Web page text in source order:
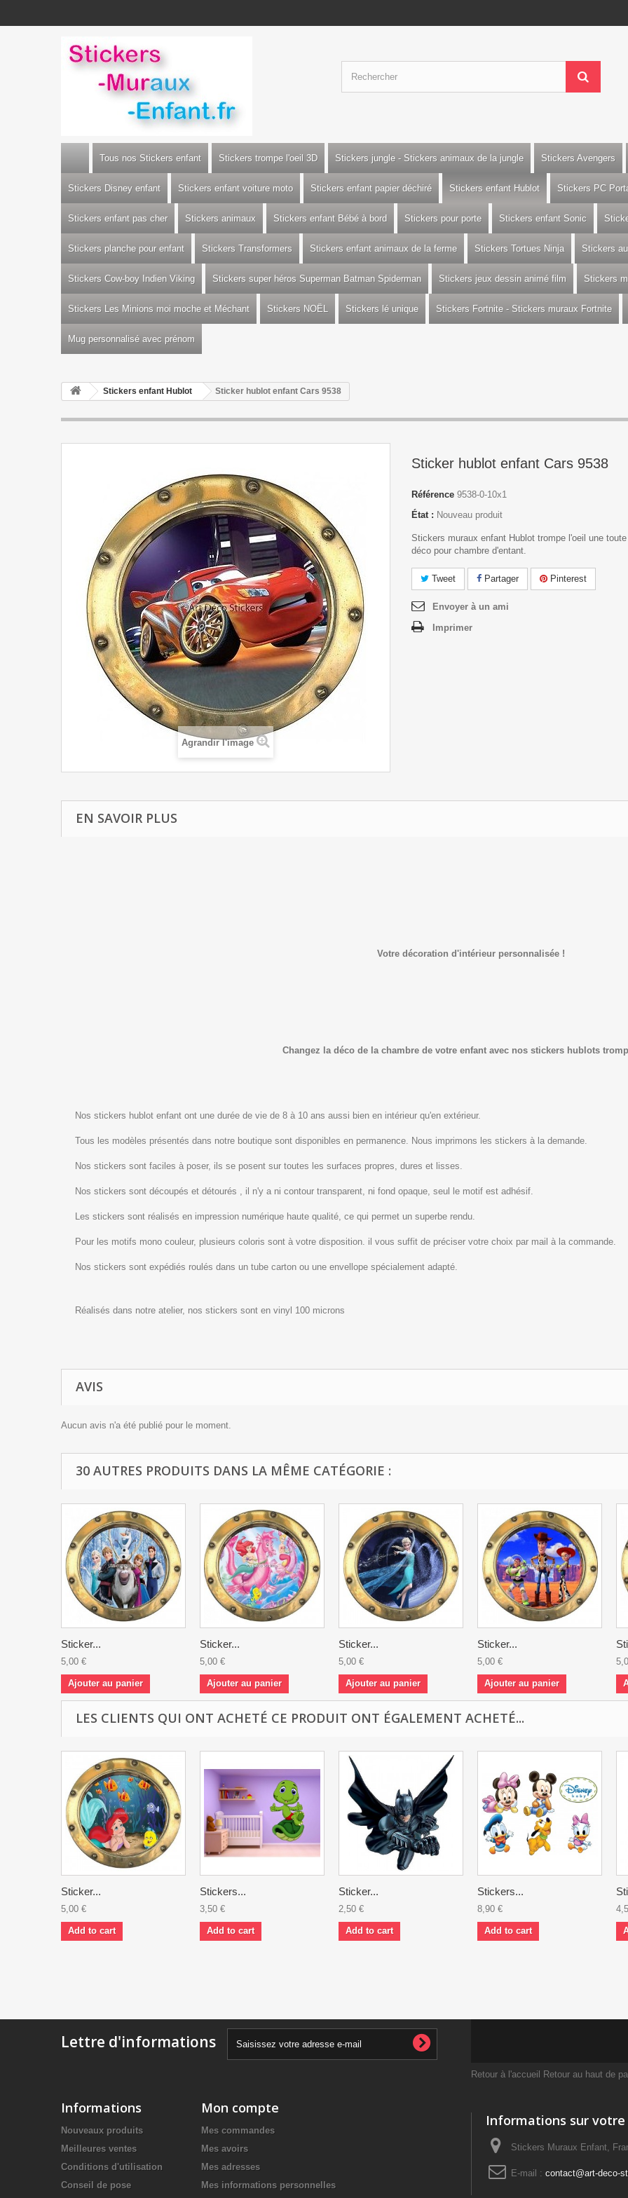
Tous nos Stickers enfant Stickers trompe l'oeil 3D Stickers jungle - Stickers animaux de la jungle Stickers Avengers
Stickers Disney enfant Stickers enfant voiture moto Stickers enfant papier déchiré Stickers enfant Hublot Stickers PC
Stickers enfant pas cher Stickers animaux Stickers enfant Bébé à bord Stickers pour porte Stickers enfant Sonic
Stickers planche pour enfant Stickers Transformers Stickers enfant animaux de la ferme Stickers Tortues Ninja Stickers
Stickers Cow-boy Indien Viking Stickers super héros Superman Batman Spiderman Stickers jeux dessin animé film Stickers
Stickers Les Minions moi moche et Méchant Stickers NOËL Stickers lé unique Stickers Fortnite - Stickers muraux Fortnite
Mug personnalisé avec prénom
Stickers enfant Hublot Sticker hublot enfant Cars 9538
Agrandir l'image
Sticker hublot enfant Cars 9538
Référence 9538-0-10x1
État : Nouveau produit
Stickers muraux enfant Hublot trompe l'oeil une
déco pour chambre d'entant.
Tweet Partager Pinterest
Envoyer à un ami
Imprimer
EN SAVOIR PLUS
Votre décoration d'intérieur personnalisée !
Changez la déco de la chambre de votre enfant avec nos stickers hublots
Nos stickers hublot enfant ont une durée de vie de 8 à 10 ans aussi bien en intérieur qu'en extérieur.
Tous les modèles présentés dans notre boutique sont disponibles en permanence. Nous imprimons les stickers à la demande.
Nos stickers sont faciles à poser, ils se posent sur toutes les surfaces propres, dures et lisses.
Nos stickers sont découpés et détourés , il n'y a ni contour transparent, ni fond opaque, seul le motif est adhésif.
Les stickers sont réalisés en impression numérique haute qualité, ce qui permet un superbe rendu.
Pour les motifs mono couleur, plusieurs coloris sont à votre disposition. il vous suffit de préciser votre choix par mail à la commande.
Nos stickers sont expédiés roulés dans un tube carton ou une envellope spécialement adapté.
Réalisés dans notre atelier, nos stickers sont en vinyl 100 microns
AVIS
Aucun avis n'a été publié pour le moment.
30 AUTRES PRODUITS DANS LA MÊME CATÉGORIE :
Sticker...
5,00 €
Ajouter au panier
Sticker...
5,00 €
Ajouter au panier
Sticker...
5,00 €
Ajouter au panier
Sticker...
5,00 €
Ajouter au panier
LES CLIENTS QUI ONT ACHETÉ CE PRODUIT ONT ÉGALEMENT ACHETÉ...
Sticker...
5,00 €
Add to cart
Stickers...
3,50 €
Add to cart
Sticker...
2,50 €
Add to cart
Stickers...
8,90 €
Add to cart
Lettre d'informations
Informations
Nouveaux produits
Meilleures ventes
Conditions d'utilisation
Conseil de pose
Mon compte
Mes commandes
Mes avoirs
Mes adresses
Mes informations personnelles
Retour à l'accueil Retour au haut de
Informations sur
Stickers Muraux Enfant,
E-mail : contact@art-deco-